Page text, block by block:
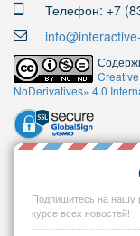
Телефон: +7
NoDerivatives» 4.0
Подпишитесь на нашу
курсе всех новостей!